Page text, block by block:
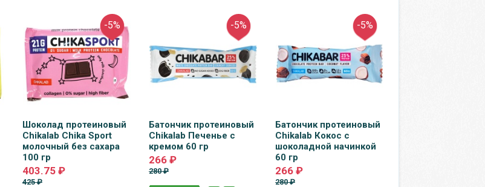
-5%
Шоколад протеиновый
Chikalab Chika Sport
молочный без сахара
100 гр
403.75 ₽
425 ₽
-5%
Батончик протеиновый
Chikalab Печенье с
кремом 60 гр
266 ₽
280 ₽
-5%
Батончик протеиновый
Chikalab Кокос с
шоколадной начинкой
60 гр
266 ₽
280 ₽